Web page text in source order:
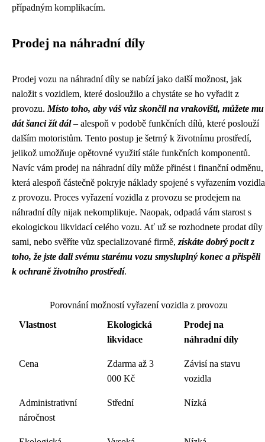
případným komplikacím.
Prodej na náhradní díly
Prodej vozu na náhradní díly se nabízí jako další možnost, jak
naložit s vozidlem, které dosloužilo a chystáte se ho vyřadit z
provozu. Místo toho, aby váš vůz skončil na vrakovišti, můžete mu
dát šanci žít dál– alespoň v podobě funkčních dílů, které poslouží
dalším motoristům. Tento postup je šetrný k životnímu prostředí,
jelikož umožňuje opětovné využití stále funkčních komponentů.
Navíc vám prodej na náhradní díly může přinést i finanční odměnu,
která alespoň částečně pokryje náklady spojené s vyřazením vozidla
z provozu. Proces vyřazení vozidla z provozu se prodejem na
náhradní díly nijak nekomplikuje. Naopak, odpadá vám starost s
ekologickou likvidací celého vozu. Ať už se rozhodnete prodat díly
sami, nebo svěříte vůz specializované firmě, získáte dobrý pocit z
toho, že jste dali svému starému vozu smysluplný konec a přispěli
k ochraně životního prostředí.
Porovnání možností vyřazení vozidla z provozu
Vlastnost
Ekologická
likvidace
Prodej na
náhradní díly
Cena
Zdarma až 3
000 Kč
Závisí na stavu
vozidla
Administrativní
náročnost
Střední Nízká